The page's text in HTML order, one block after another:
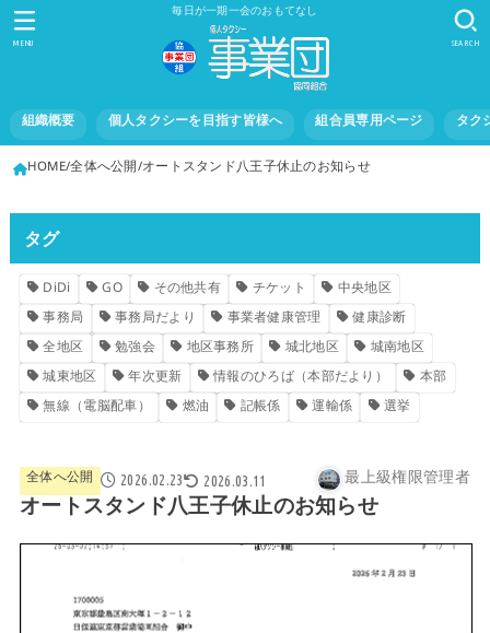
毎日が一期一会のおもてなし
組織概要 個人タクシーを目指す皆様へ 組合員専用ページ タク
SEARCH
MENU
HOME全体へ公開 オートスタンド八王子休止のお知らせ
タグ
DiDi GO その他共有 チケット
中央地区
事務局
事務局だより 事業者健康管理
健康診断
全地区
勉強会 地区事務所 城北地区
城南地区
城東地区
年次更新 情報のひろば（本部だより）
本部
無線（電脳配車）
燃油 記帳係 運輸係 選挙
全体へ公開 2026.02.23 2026.03.11 最上級権限管理者
オートスタンド八王子休止のお知らせ